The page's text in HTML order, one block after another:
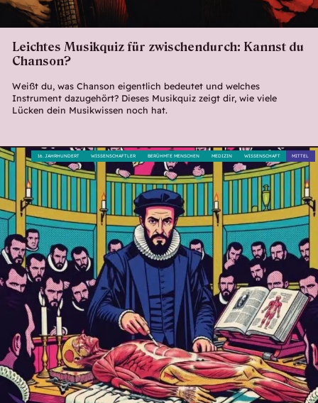
Leichtes Musikquiz für zwischendurch: Kannst du
Chanson?
Weißt du, was Chanson eigentlich bedeutet und welches
Instrument dazugehört? Dieses Musikquiz zeigt dir, wie viele
Lücken dein Musikwissen noch hat.
MITTEL
WISSENSCHAFT
MEDIZIN
BERÜHMTE MENSCHEN
WISSENSCHAFTLER
16. JAHRHUNDERT